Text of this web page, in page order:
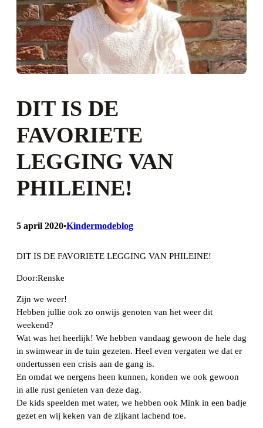
DIT IS DE
FAVORIETE
LEGGING VAN
PHILEINE!
5 april 2020•Kindermodeblog
DIT IS DE FAVORIETE LEGGING VAN PHILEINE!
Door:Renske
Zijn we weer!
Hebben jullie ook zo onwijs genoten van het weer dit
weekend?
Wat was het heerlijk! We hebben vandaag gewoon de hele dag
in swimwear in de tuin gezeten. Heel even vergaten we dat er
ondertussen een crisis aan de gang is.
En omdat we nergens heen kunnen, konden we ook gewoon
in alle rust genieten van deze dag.
De kids speelden met water, we hebben ook Mink in een badje
gezet en wij keken van de zijkant lachend toe.